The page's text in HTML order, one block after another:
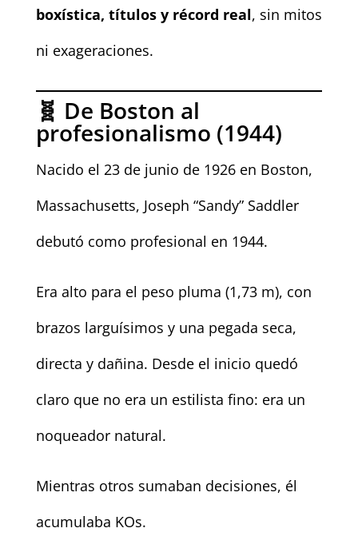
boxística, títulos y récord real, sin mitos
ni exageraciones.
🧬 De Boston al
profesionalismo (1944)
Nacido el 23 de junio de 1926 en Boston,
Massachusetts, Joseph “Sandy” Saddler
debutó como profesional en 1944.
Era alto para el peso pluma (1,73 m), con
brazos larguísimos y una pegada seca,
directa y dañina. Desde el inicio quedó
claro que no era un estilista fino: era un
noqueador natural.
Mientras otros sumaban decisiones, él
acumulaba KOs.